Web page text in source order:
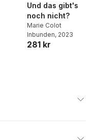
Und das gibt's
noch nicht?
Marie Colot
Inbunden, 2023
281 kr